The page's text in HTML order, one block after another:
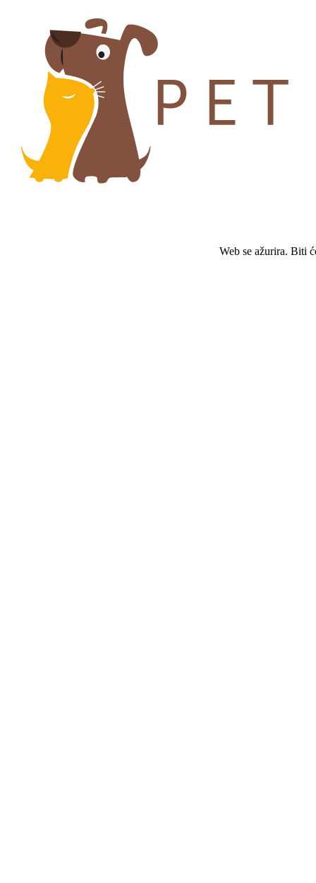
Web se ažurira. Biti